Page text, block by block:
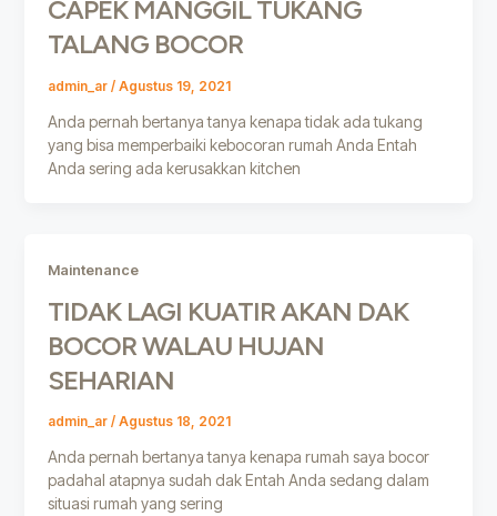
CAPEK MANGGIL TUKANG
TALANG BOCOR
admin_ar / Agustus 19, 2021
Anda pernah bertanya tanya kenapa tidak ada tukang
yang bisa memperbaiki kebocoran rumah Anda Entah
Anda sering ada kerusakkan kitchen
Maintenance
TIDAK LAGI KUATIR AKAN DAK
BOCOR WALAU HUJAN
SEHARIAN
admin_ar / Agustus 18, 2021
Anda pernah bertanya tanya kenapa rumah saya bocor
padahal atapnya sudah dak Entah Anda sedang dalam
situasi rumah yang sering